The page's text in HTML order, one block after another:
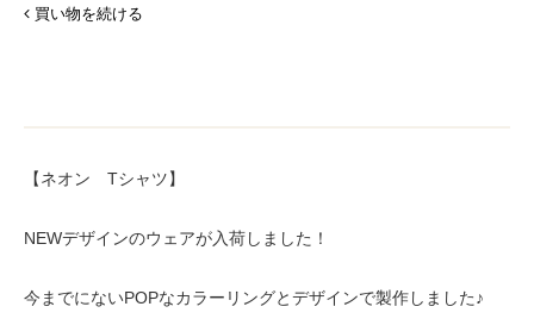
買い物を続ける
【ネオン Tシャツ】
NEWデザインのウェアが入荷しました！
今までにないPOPなカラーリングとデザインで製作しました♪